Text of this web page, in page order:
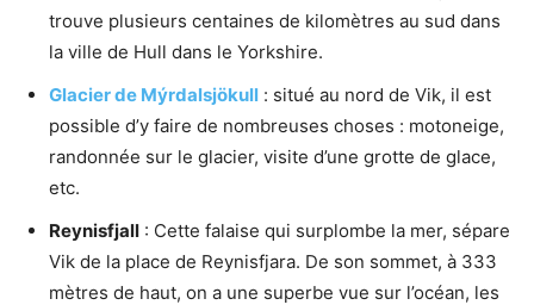
trouve plusieurs centaines de kilomètres au sud dans
la ville de Hull dans le Yorkshire.
Glacier de Mýrdalsjökull : situé au nord de Vik, il est
possible d’y faire de nombreuses choses : motoneige,
randonnée sur le glacier, visite d’une grotte de glace,
etc.
Reynisfjall : Cette falaise qui surplombe la mer, sépare
Vik de la place de Reynisfjara. De son sommet, à 333
mètres de haut, on a une superbe vue sur l’océan, les